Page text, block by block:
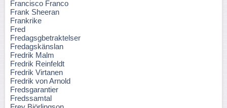
Francisco Franco
Frank Sheeran
Frankrike
Fred
Fredagsgbetraktelser
Fredagskänslan
Fredrik Malm
Fredrik Reinfeldt
Fredrik Virtanen
Fredrik von Arnold
Fredsgarantier
Fredssamtal